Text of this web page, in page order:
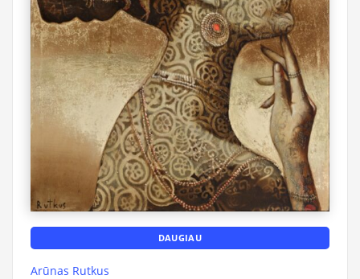
DAUGIAU
Arūnas Rutkus